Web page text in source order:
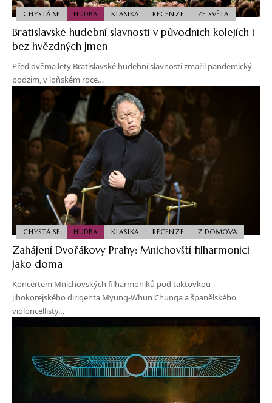
CHYSTÁ SE HUDBA KLASIKA RECENZE ZE SVĚTA
Bratislavské hudební slavnosti v původních kolejích i
bez hvězdných jmen
Před dvěma lety Bratislavské hudební slavnosti zmařil pandemický
podzim, v loňském roce…
CHYSTÁ SE HUDBA KLASIKA RECENZE Z DOMOVA
Zahájení Dvořákovy Prahy: Mnichovští filharmonici
jako doma
Koncertem Mnichovských filharmoniků pod taktovkou
jihokorejského dirigenta Myung-Whun Chunga a španělského
violoncellisty…